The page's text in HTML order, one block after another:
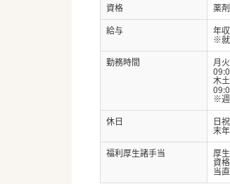
資格
薬
給与
年
※就
勤務時間
月
木土
※週
休日
日
末
福利厚生諸手当
厚
資
当